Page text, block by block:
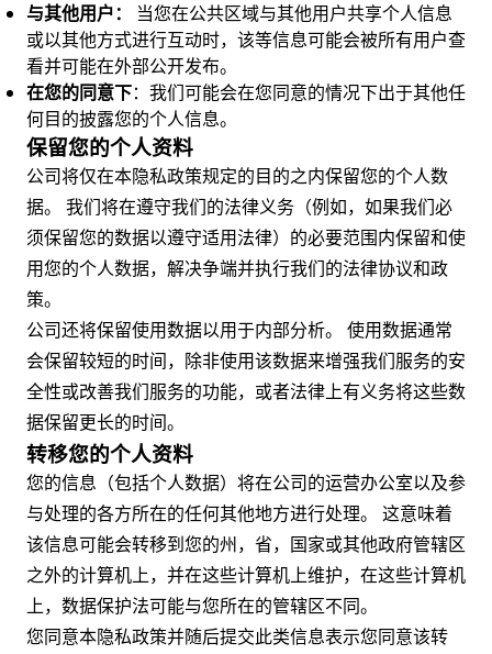
与其他用户：
当您在公共区域与其他用户共享个人信息
或以其他方式进行互动时，该等信息可能会被所有用户查
看并可能在外部公开发布。
在您的同意下：我们可能会在您同意的情况下出于其他任
何目的披露您的个人信息。
保留您的个人资料
公司将仅在本隐私政策规定的目的之内保留您的个人数
据。 我们将在遵守我们的法律义务（例如，如果我们必
须保留您的数据以遵守适用法律）的必要范围内保留和使
用您的个人数据，解决争端并执行我们的法律协议和政
策。
公司还将保留使用数据以用于内部分析。 使用数据通常
会保留较短的时间，除非使用该数据来增强我们服务的安
全性或改善我们服务的功能，或者法律上有义务将这些数
据保留更长的时间。
转移您的个人资料
您的信息（包括个人数据）将在公司的运营办公室以及参
与处理的各方所在的任何其他地方进行处理。 这意味着
该信息可能会转移到您的州，省，国家或其他政府管辖区
之外的计算机上，并在这些计算机上维护，在这些计算机
上，数据保护法可能与您所在的管辖区不同。
您同意本隐私政策并随后提交此类信息表示您同意该转